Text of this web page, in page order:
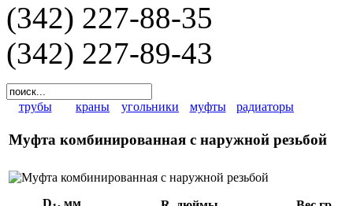
(342) 227-88-35
(342) 227-89-43
трубы краны угольники муфты радиаторы
Муфта комбинированная с наружной резьбой